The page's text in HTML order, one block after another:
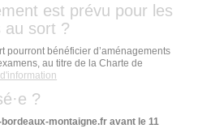
est prévu pour les
au sort ?
pourront bénéficier d’aménagements
au titre de la Charte de
?
bordeaux-montaigne.fr avant le 11